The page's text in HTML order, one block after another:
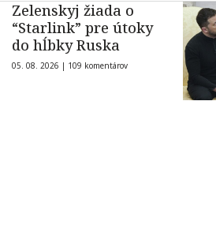
Zelenskyj žiada o
“Starlink” pre útoky
do hĺbky Ruska
05. 08. 2026 | 109 komentárov